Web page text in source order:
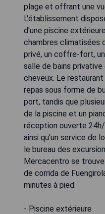
plage et offrant une
L'établissement
d'une piscine
chambres climatisées
privé, un coffre-fort,
salle de bains
cheveux. Le
repas sous forme de
port, tandis que
de la piscine et un
réception ouverte
ainsi qu'un service de
le bureau des
Mercacentro se
de corrida de
minutes à pied.
- Piscine extérieure